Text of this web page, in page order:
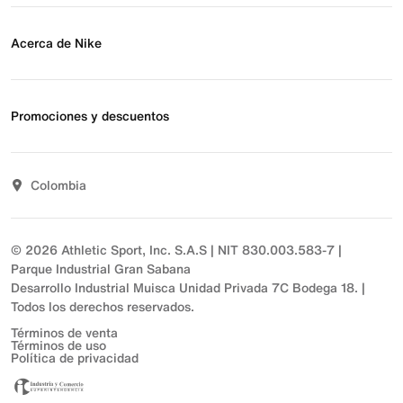
Preguntas frecuentes
Devoluciones
Comunicate con nosotros
Acerca de Nike
Noticias
Sostenibilidad
Promociones y descuentos
T&C actividades comerciales
Colombia
© 2026 Athletic Sport, Inc. S.A.S | NIT 830.003.583-7 |
Parque Industrial Gran Sabana
Desarrollo Industrial Muisca Unidad Privada 7C Bodega 18. |
Todos los derechos reservados.
Términos de venta
Términos de uso
Política de privacidad